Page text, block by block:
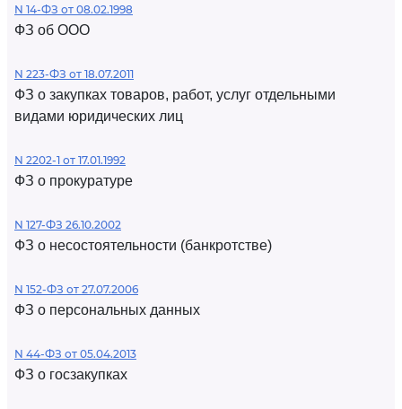
N 14-ФЗ от 08.02.1998
ФЗ об ООО
N 223-ФЗ от 18.07.2011
ФЗ о закупках товаров, работ, услуг отдельными
видами юридических лиц
N 2202-1 от 17.01.1992
ФЗ о прокуратуре
N 127-ФЗ 26.10.2002
ФЗ о несостоятельности (банкротстве)
N 152-ФЗ от 27.07.2006
ФЗ о персональных данных
N 44-ФЗ от 05.04.2013
ФЗ о госзакупках